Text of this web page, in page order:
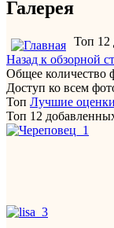
Галерея
Топ 12
Назад к обзорной
Общее количество
Доступ ко всем
Топ Лучшие оценки
Топ 12